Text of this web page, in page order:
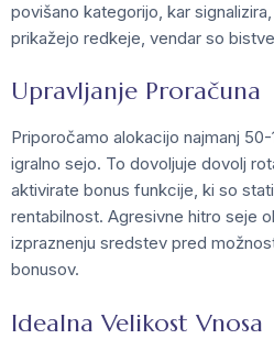
povišano kategorijo, kar
prikažejo redkeje, vendar so
Upravljanje Proračuna
Priporočamo alokacijo najmanj
igralno sejo. To dovoljuje dovolj
aktivirate bonus funkcije, ki so
rentabilnost. Agresivne hitro seje
izpraznenju sredstev pred
bonusov.
Idealna Velikost Vnosa